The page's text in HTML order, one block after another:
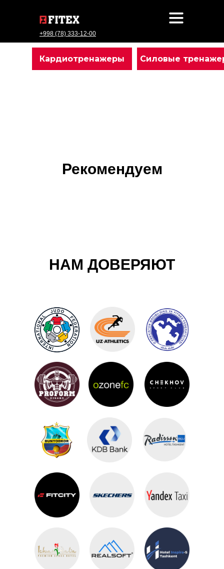
+998 (78) 333-12-00
Кардиотренажеры Силовые
Рекомендуем
НАМ ДОВЕРЯЮТ